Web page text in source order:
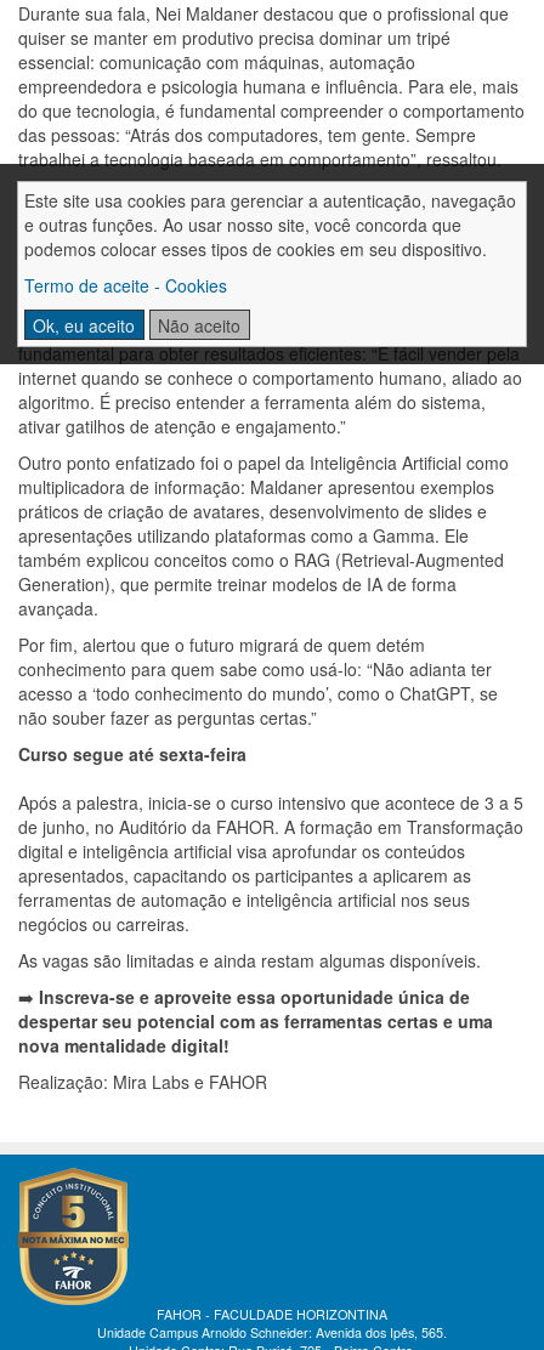
Este site usa cookies para gerenciar a autenticação, navegação
e outras funções. Ao usar nosso site, você concorda que
podemos colocar esses tipos de cookies em seu dispositivo.
Termo de aceite - Cookies
Ok, eu aceito
Não aceito
Durante sua fala, Nei Maldaner destacou que o profissional que
quiser se manter em produtivo precisa dominar um tripé
essencial: comunicação com máquinas, automação
empreendedora e psicologia humana e influência. Para ele, mais
do que tecnologia, é fundamental compreender o comportamento
das pessoas: “Atrás dos computadores, tem gente. Sempre
trabalhei a tecnologia baseada em comportamento”, ressaltou.
O palestrante também refletiu sobre o papel da influência no
mundo contemporâneo. “Hoje quem manda no mundo é a
influência, não o dinheiro. E eu consigo influenciar muita gente
sociais e da automação de negócios.
Segundo Nei, entender o funcionamento dos algoritmos é
fundamental para obter resultados eficientes: “É fácil vender pela
internet quando se conhece o comportamento humano, aliado ao
algoritmo. É preciso entender a ferramenta além do sistema,
ativar gatilhos de atenção e engajamento.”
Outro ponto enfatizado foi o papel da Inteligência Artificial como
multiplicadora de informação: Maldaner apresentou exemplos
práticos de criação de avatares, desenvolvimento de slides e
apresentações utilizando plataformas como a Gamma. Ele
também explicou conceitos como o RAG (Retrieval-Augmented
Generation), que permite treinar modelos de IA de forma
avançada.
Por fim, alertou que o futuro migrará de quem detém
conhecimento para quem sabe como usá-lo: “Não adianta ter
acesso a ‘todo conhecimento do mundo’, como o ChatGPT, se
não souber fazer as perguntas certas.”
Curso segue até sexta-feira
Após a palestra, inicia-se o curso intensivo que acontece de 3 a 5
de junho, no Auditório da FAHOR. A formação em Transformação
digital e inteligência artificial visa aprofundar os conteúdos
apresentados, capacitando os participantes a aplicarem as
ferramentas de automação e inteligência artificial nos seus
negócios ou carreiras.
As vagas são limitadas e ainda restam algumas disponíveis.
➡️ Inscreva-se e aproveite essa oportunidade única de
despertar seu potencial com as ferramentas certas e uma
nova mentalidade digital!
Realização: Mira Labs e FAHOR
FAHOR - FACULDADE HORIZONTINA
Unidade Campus Arnoldo Schneider: Avenida dos Ipês, 565.